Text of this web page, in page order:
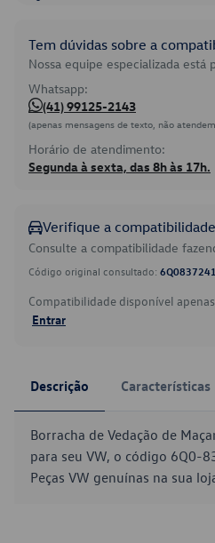
Tem dúvidas sobre a
Nossa equipe especializada está
Whatsapp:
(41) 99125-2143
(apenas mensagens de texto, não
Horário de atendimento:
Segunda à sexta, das 8h às 17h.
Verifique a compatibilidade
Consulte a compatibilidade
Código original consultado: 6Q0837241
Compatibilidade disponível
Entrar
Descrição Características
Borracha de Vedação de
para seu VW, o código 6Q0-
Peças VW genuínas na sua